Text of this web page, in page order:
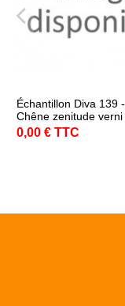
Échantillon Diva 139
Chêne zenitude verni
0,00 € TTC